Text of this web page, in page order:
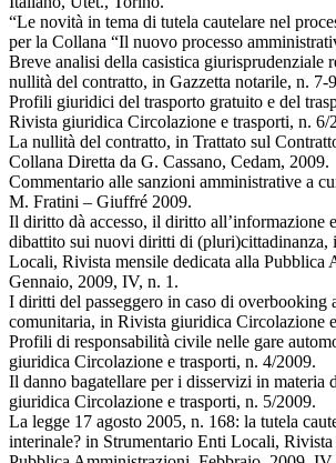
“Le novità in tema di tutela cautelare nel
per la Collana “Il nuovo processo
Breve analisi della casistica giurisprudenziale
nullità del contratto, in Gazzetta notarile, n. 7-
Profili giuridici del trasporto gratuito e del
Rivista giuridica Circolazione e trasporti, n. 6/
La nullità del contratto, in Trattato sul
Collana Diretta da G. Cassano, Cedam, 2009.
Commentario alle sanzioni amministrative a
M. Fratini – Giuffré 2009.
Il diritto dà accesso, il diritto all’informazione
dibattito sui nuovi diritti di (pluri)cittadinanza,
Locali, Rivista mensile dedicata alla Pubblica
Gennaio, 2009, IV, n. 1.
I diritti del passeggero in caso di overbooking
comunitaria, in Rivista giuridica Circolazione
Profili di responsabilità civile nelle gare
giuridica Circolazione e trasporti, n. 4/2009.
Il danno bagatellare per i disservizi in materia
giuridica Circolazione e trasporti, n. 5/2009.
La legge 17 agosto 2005, n. 168: la tutela
interinale? in Strumentario Enti Locali, Rivista